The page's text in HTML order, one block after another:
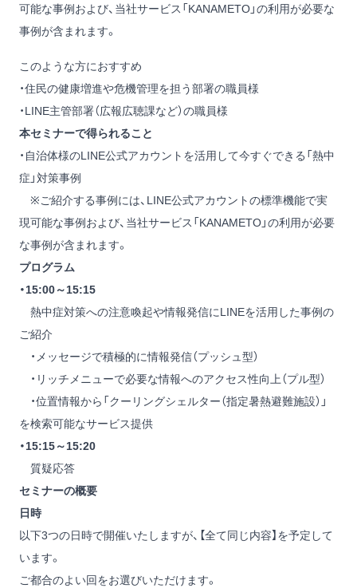
可能な事例および、当社サービス「KANAMETO」の利用が必要な
事例が含まれます。
このような方におすすめ
・住民の健康増進や危機管理を担う部署の職員様
・LINE主管部署（広報広聴課など）の職員様
本セミナーで得られること
・自治体様のLINE公式アカウントを活用して今すぐできる「熱中
症」対策事例
※ご紹介する事例には、LINE公式アカウントの標準機能で実
現可能な事例および、当社サービス「KANAMETO」の利用が必要
な事例が含まれます。
プログラム
・15:00～15:15
熱中症対策への注意喚起や情報発信にLINEを活用した事例の
ご紹介
・メッセージで積極的に情報発信（プッシュ型）
・リッチメニューで必要な情報へのアクセス性向上（プル型）
・位置情報から「クーリングシェルター（指定暑熱避難施設）」
を検索可能なサービス提供
・15:15～15:20
質疑応答
セミナーの概要
日時
以下3つの日時で開催いたしますが、【全て同じ内容】を予定して
います。
ご都合のよい回をお選びいただけます。